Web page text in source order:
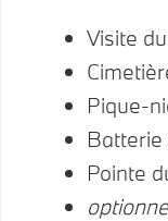
Visite
Pique-
Pointe